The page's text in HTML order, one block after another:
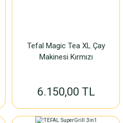
Tefal Magic Tea XL Çay
Makinesi Kırmızı
6.150,00 TL